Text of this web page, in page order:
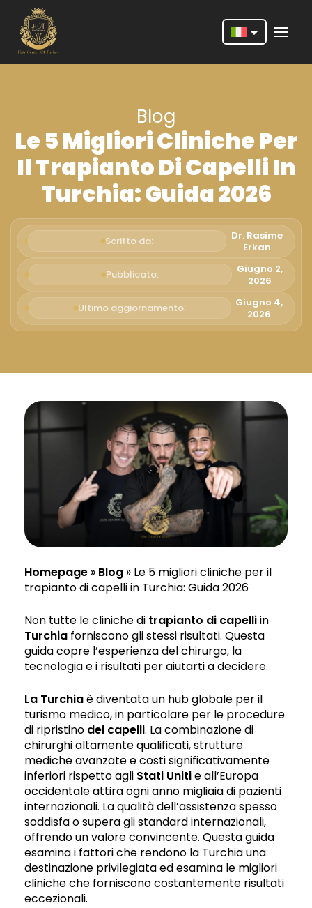
Deutsch
Português
Español
Türkçe
Italiano
Română
Русский
Svenska
Blog
Le 5 Migliori Cliniche Per
Il Trapianto Di Capelli In
Turchia: Guida 2026
Scritto da:
Dr. Rasime
Erkan
Pubblicato:
Giugno 2,
2026
Ultimo aggiornamento:
Giugno 4,
2026
Homepage » Blog » Le 5 migliori cliniche per il
trapianto di capelli in Turchia: Guida 2026
Non tutte le cliniche di trapianto di capelliin
Turchia forniscono gli stessi risultati. Questa
guida copre l’esperienza del chirurgo, la
tecnologia e i risultati per aiutarti a decidere.
La Turchiaè diventata un hub globale per il
turismo medico, in particolare per le procedure
di ripristino dei capelli. La combinazione di
chirurghi altamente qualificati, strutture
mediche avanzate e costi significativamente
inferiori rispetto agli Stati Unitie all’Europa
occidentale attira ogni anno migliaia di pazienti
internazionali. La qualità dell’assistenza spesso
soddisfa o supera gli standard internazionali,
offrendo un valore convincente. Questa guida
esamina i fattori che rendono la Turchia una
destinazione privilegiata ed esamina le migliori
cliniche che forniscono costantemente risultati
eccezionali.